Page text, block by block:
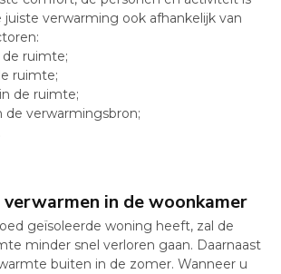
verwarming ook afhankelijk van
ruimte;
ruimte;
de ruimte;
de verwarmingsbron;
verwarmen in de woonkamer
geïsoleerde woning heeft, zal de
minder snel verloren gaan. Daarnaast
buiten in de zomer. Wanneer u